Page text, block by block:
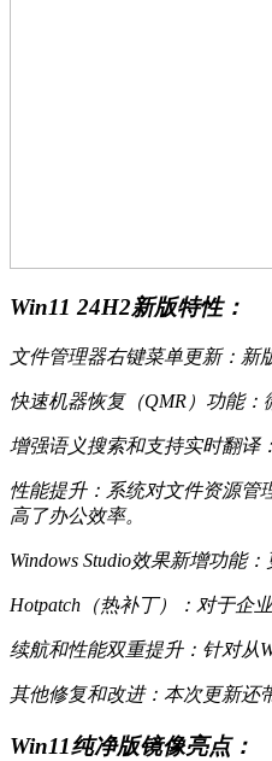
Win11 24H2新版特性：
文件管理器右键菜单更新：新
快速机器恢复（QMR）功能
增强语义搜索和支持实时翻译
性能提升：系统对文件资源管
高了办公效率。
Windows Studio效果新增功能
Hotpatch（热补丁）：对于企
续航和性能双重提升：针对从
其他修复和改进：本次更新还
Win11纯净版镜像亮点：